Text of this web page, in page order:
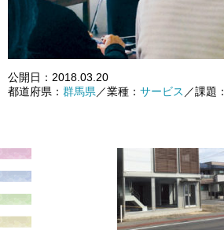
公開日： 2018.03.20
都道府県： 群馬県／業種： サービス ／課題：